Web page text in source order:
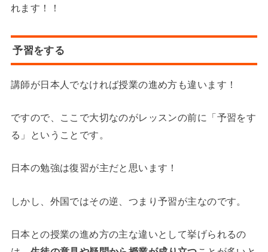
れます！！
予習をする
講師が日本人でなければ授業の進め方も違います！
ですので、ここで大切なのがレッスンの前に「予習をす
る」ということです。
日本の勉強は復習が主だと思います！
しかし、外国ではその逆、つまり予習が主なのです。
日本との授業の進め方の主な違いとして挙げられるの